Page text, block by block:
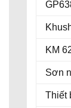
KM
Sơn
Thiết